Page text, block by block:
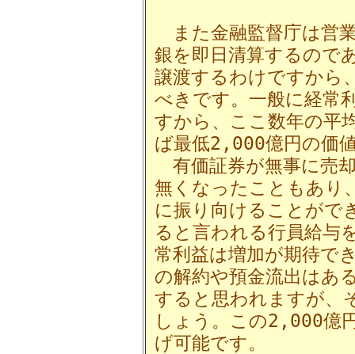
また金融監督庁は営
銀を即日清算するので
譲渡するわけですから
べきです。一般に経常
すから、ここ数年の平
ば最低2,000億円の価
有価証券が無事に売
無くなったこともあり
に振り向けることがで
ると言われる行員給与
常利益は増加が期待で
の解約や預金流出はあ
すると思われますが、
しょう。この2,000億
げ可能です。